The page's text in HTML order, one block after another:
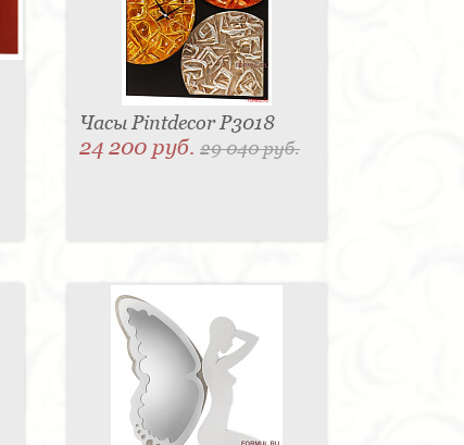
Часы Pintdecor P3018
24 200 руб.29 040 руб.